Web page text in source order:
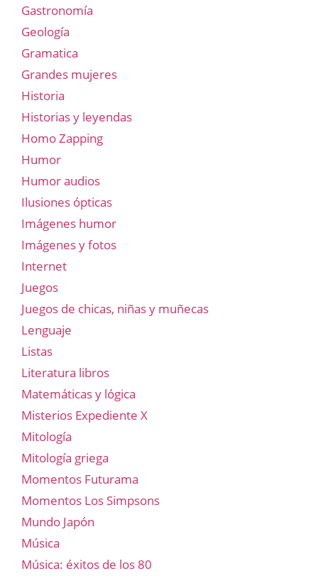
Gastronomía
Geología
Gramatica
Grandes mujeres
Historia
Historias y leyendas
Homo Zapping
Humor
Humor audios
Ilusiones ópticas
Imágenes humor
Imágenes y fotos
Internet
Juegos
Juegos de chicas, niñas y muñecas
Lenguaje
Listas
Literatura libros
Matemáticas y lógica
Misterios Expediente X
Mitología
Mitología griega
Momentos Futurama
Momentos Los Simpsons
Mundo Japón
Música
Música: éxitos de los 80